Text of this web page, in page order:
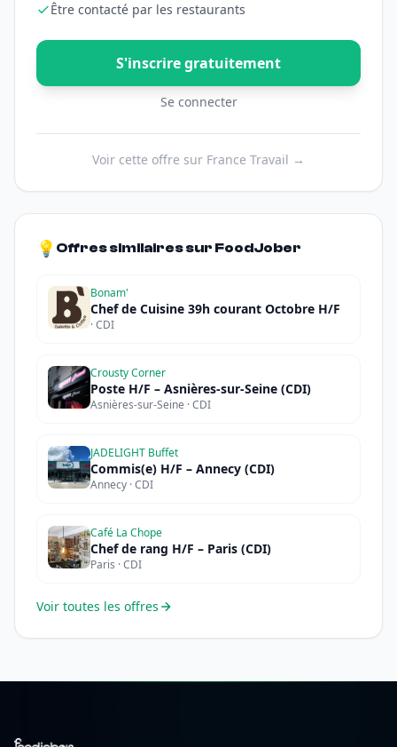
Être contacté par les restaurants
S'inscrire gratuitement
Se connecter
Voir cette offre sur France Travail →
💡 Offres similaires sur FoodJober
Bonam'
Chef de Cuisine 39h courant Octobre H/F
· CDI
Crousty Corner
Poste H/F – Asnières-sur-Seine (CDI)
Asnières-sur-Seine · CDI
JADELIGHT Buffet
Commis(e) H/F – Annecy (CDI)
Annecy · CDI
Café La Chope
Chef de rang H/F – Paris (CDI)
Paris · CDI
Voir toutes les offres